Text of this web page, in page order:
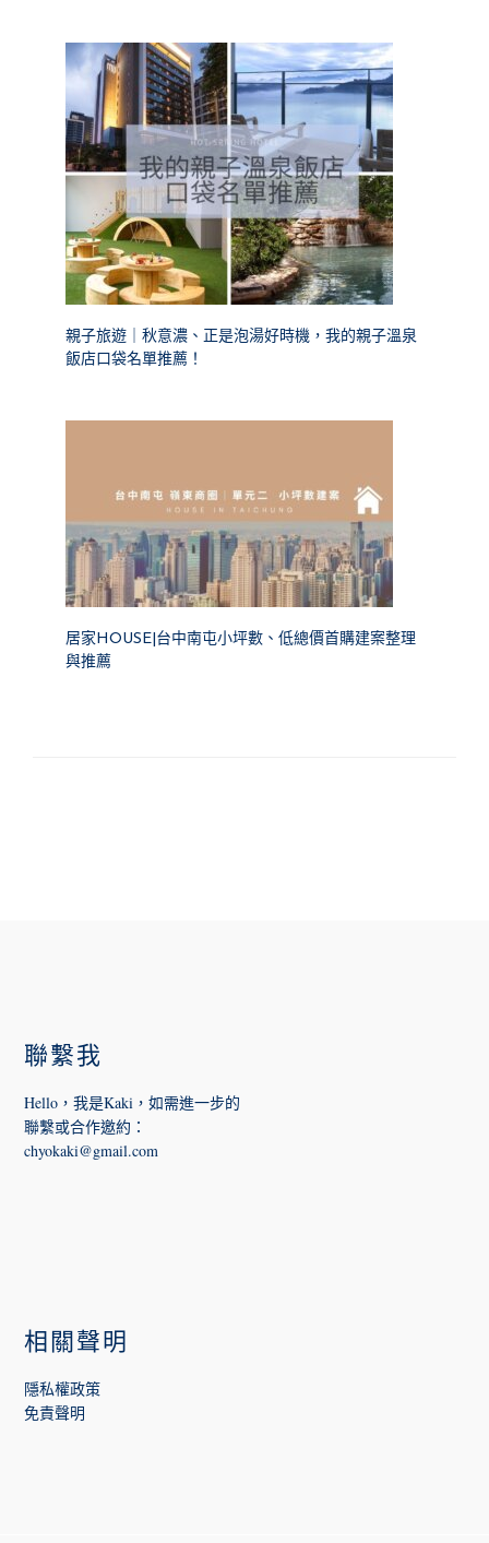
親子旅遊｜秋意濃、正是泡湯好時機，我的親子溫泉
飯店口袋名單推薦！
居家HOUSE|台中南屯小坪數、低總價首購建案整理
與推薦
聯繫我
Hello，我是Kaki，如需進一步的
聯繫或合作邀約 ：
chyokaki@gmail.com
相關聲明
隱私權政策
免責聲明